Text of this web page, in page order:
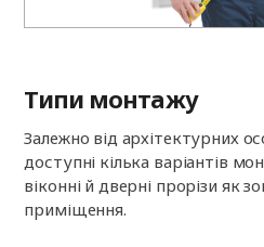
Типи монтажу
Залежно від архітектурних
доступні кілька варіантів
віконні й дверні прорізи як
приміщення.